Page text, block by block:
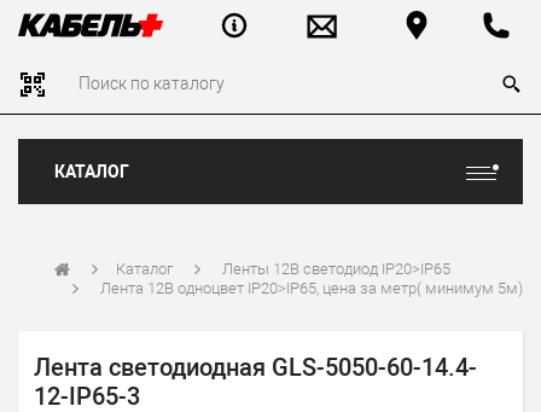
КАТАЛОГ
Каталог
Ленты 12В светодиод IP20>IP65
Лента 12В одноцвет IP20>IP65, цена за метр( минимум 5м)
Лента светодиодная GLS-5050-60-14.4-
12-IP65-3